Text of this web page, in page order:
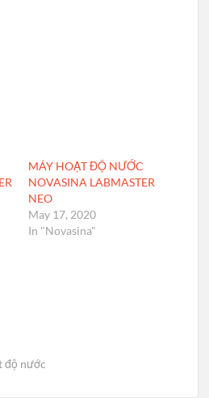
MÁY HOẠT ĐỘ NƯỚC
NOVASINA LABMASTER
NEO
May 17, 2020
In "Novasina"
độ nước